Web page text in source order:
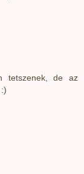
tetszenek, de az